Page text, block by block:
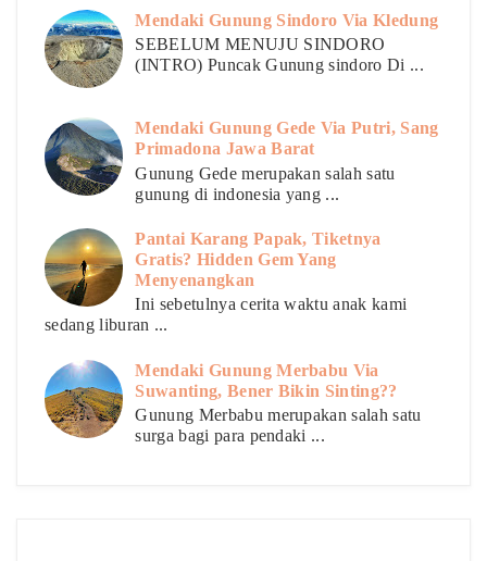
Mendaki Gunung Sindoro Via Kledung
SEBELUM MENUJU SINDORO
(INTRO) Puncak Gunung sindoro Di ...
Mendaki Gunung Gede Via Putri, Sang
Primadona Jawa Barat
Gunung Gede merupakan salah satu
gunung di indonesia yang ...
Pantai Karang Papak, Tiketnya
Gratis? Hidden Gem Yang
Menyenangkan
Ini sebetulnya cerita waktu anak kami
sedang liburan ...
Mendaki Gunung Merbabu Via
Suwanting, Bener Bikin Sinting??
Gunung Merbabu merupakan salah satu
surga bagi para pendaki ...